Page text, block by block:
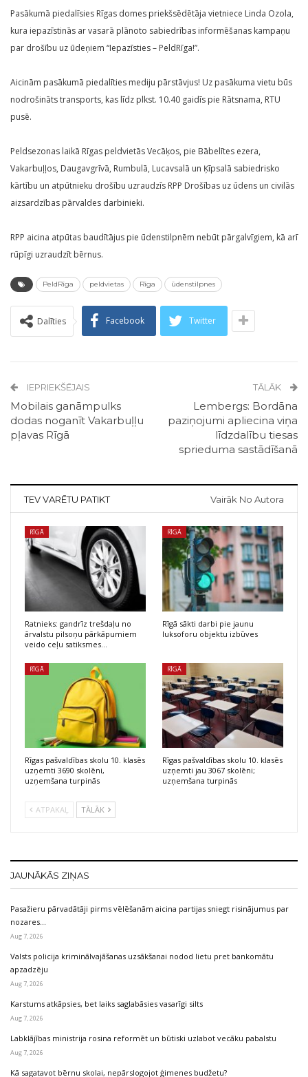
Pasākumā piedalīsies Rīgas domes priekšsēdētāja vietniece Linda Ozola,
kura iepazīstinās ar vasarā plānoto sabiedrības informēšanas kampaņu
par drošību uz ūdeņiem “Iepazīsties – PeldRīga!”.
Aicinām pasākumā piedalīties mediju pārstāvjus! Uz pasākuma vietu būs
nodrošināts transports, kas līdz plkst. 10.40 gaidīs pie Rātsnama, RTU
pusē.
Peldsezonas laikā Rīgas peldvietās Vecāķos, pie Bābelītes ezera,
Vakarbuļļos, Daugavgrīvā, Rumbulā, Lucavsalā un Ķīpsalā sabiedrisko
kārtību un atpūtnieku drošību uzraudzīs RPP Drošības uz ūdens un civilās
aizsardzības pārvaldes darbinieki.
RPP aicina atpūtas baudītājus pie ūdenstilpnēm nebūt pārgalvīgiem, kā arī
rūpīgi uzraudzīt bērnus.
PeldRīga peldvietas Rīga ūdenstilpnes
Dalīties Facebook Twitter
IEPRIEKŠĒJAIS
Mobilais ganāmpulks
dodas noganīt Vakarbuļļu
pļavas Rīgā
TĀLĀK
Lembergs: Bordāna
paziņojumi apliecina viņa
līdzdalību tiesas
sprieduma sastādīšanā
TEV VARĒTU PATIKT Vairāk No Autora
RĪGĀ
Ratnieks: gandrīz trešdaļu no
ārvalstu pilsoņu pārkāpumiem
veido ceļu satiksmes…
RĪGĀ
Rīgā sākti darbi pie jaunu
luksoforu objektu izbūves
RĪGĀ
Rīgas pašvaldības skolu 10. klasēs
uzņemti 3690 skolēni,
uzņemšana turpinās
RĪGĀ
Rīgas pašvaldības skolu 10. klasēs
uzņemti jau 3067 skolēni;
uzņemšana turpinās
ATPAKAĻ TĀLĀK
JAUNĀKĀS ZIŅAS
Pasažieru pārvadātāji pirms vēlēšanām aicina partijas sniegt risinājumus par
nozares…
Aug 7, 2026
Valsts policija kriminālvajāšanas uzsākšanai nodod lietu pret bankomātu
apzadzēju
Aug 7, 2026
Karstums atkāpsies, bet laiks saglabāsies vasarīgi silts
Aug 7, 2026
Labklājības ministrija rosina reformēt un būtiski uzlabot vecāku pabalstu
Aug 7, 2026
Kā sagatavot bērnu skolai, nepārslogojot ģimenes budžetu?